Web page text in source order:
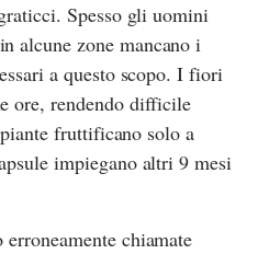
Spesso gli uomini
alcune zone mancano i
a questo scopo. I fiori
ore, rendendo difficile
fruttificano solo a
impiegano altri 9 mesi
chiamate